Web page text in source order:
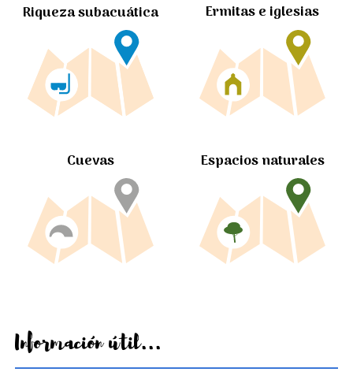
Riqueza subacuática Ermitas e iglesias
Cuevas Espacios naturales
Información útil...